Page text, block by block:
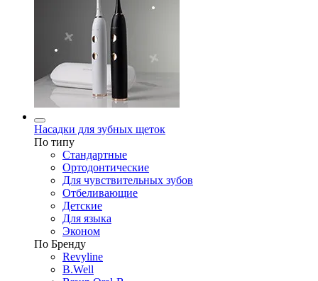
Насадки для зубных щеток
По типу
Стандартные
Ортодонтические
Для чувствительных зубов
Отбеливающие
Детские
Для языка
Эконом
По Бренду
Revyline
B.Well